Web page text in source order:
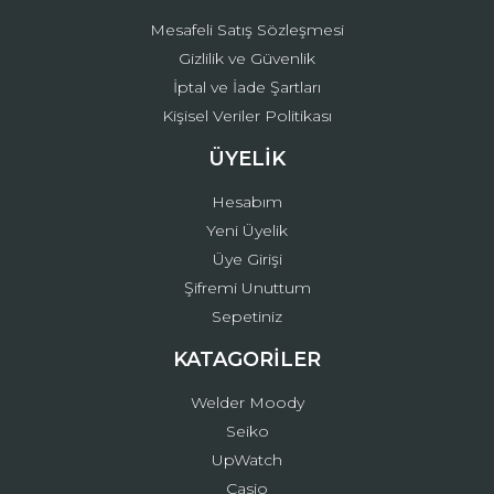
Mesafeli Satış Sözleşmesi
Gizlilik ve Güvenlik
İptal ve İade Şartları
Kişisel Veriler Politikası
ÜYELİK
Hesabım
Yeni Üyelik
Üye Girişi
Şifremi Unuttum
Sepetiniz
KATAGORİLER
Welder Moody
Seiko
UpWatch
Casio